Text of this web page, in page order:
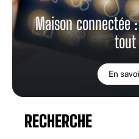
Maison connectée
tout
En
RECHERCHE